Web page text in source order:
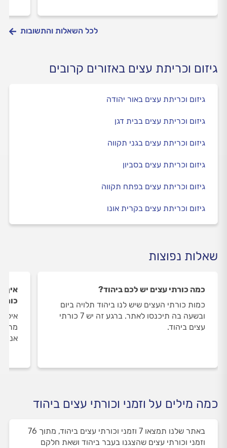
לכל השאלות והתשובות
גיזום וכריתת עצים באזורים קרובים
גיזום וכריתת עצים באור יהודה
גיזום וכריתת עצים בבית דגן
גיזום וכריתת עצים בגני תקווה
גיזום וכריתת עצים בסביון
גיזום וכריתת עצים בפתח תקווה
גיזום וכריתת עצים בקרית אונו
שאלות נפוצות
כמה כורתי עצים יש לכם ביהוד?
כמות כורתי העצים שיש לנו ביהוד תלויה ביום
ובשעה בה תיכנסו לאתר. ברגע זה יש 7 כורתי
עצים ביהוד.
איך
אנו
כמה מילים על וזמני וכורתי עצים ביהוד
באתר שלנו תמצאו 7 וזמני וכורתי עצים ביהוד, מתוך 76
וזמני וכורתי עצים שהצגנו בעבר ביהוד ושאת חלקם